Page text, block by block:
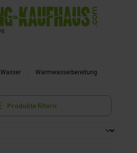
Wasser
Warmwasserbereitung
Produkte filtern